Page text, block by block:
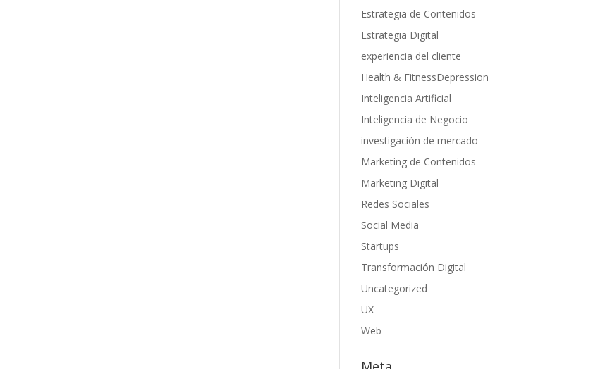
Estrategia de Contenidos
Estrategia Digital
experiencia del cliente
Health & FitnessDepression
Inteligencia Artificial
Inteligencia de Negocio
investigación de mercado
Marketing de Contenidos
Marketing Digital
Redes Sociales
Social Media
Startups
Transformación Digital
Uncategorized
UX
Web